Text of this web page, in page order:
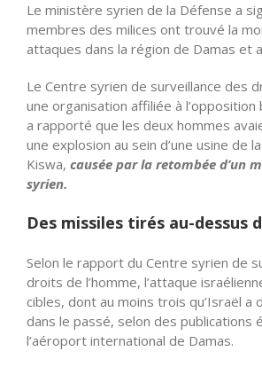
Le ministère syrien de la Défense a
membres des milices ont trouvé la
attaques dans la région de Damas et
Le Centre syrien de surveillance des
une organisation affiliée à l’opposition
a rapporté que les deux hommes
une explosion au sein d’une usine de
Kiswa, causée par la retombée d’un
syrien.
Des missiles tirés au-dessus
Selon le rapport du Centre syrien de
droits de l’homme, l’attaque
cibles, dont au moins trois qu’Israël a
dans le passé, selon des publications
l’aéroport international de Damas.